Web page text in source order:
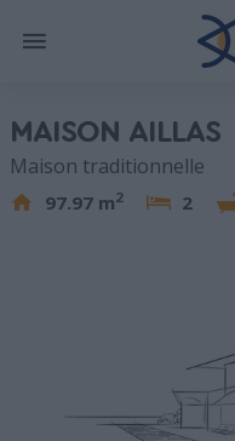
MAISON AILLAS
Maison traditionnelle
97.97 m2 2